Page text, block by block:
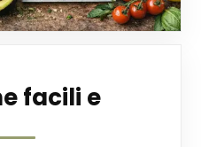
facili e